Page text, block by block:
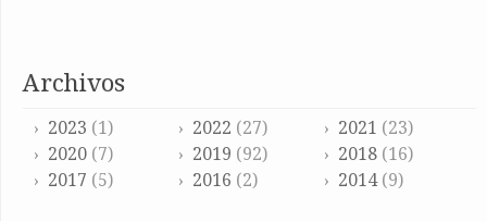
archivos
2023 (1) 2022 (27) 2021 (23)
2020 (7) 2019 (92) 2018(16)
2017 (5) 2016 (2) 2014(9)